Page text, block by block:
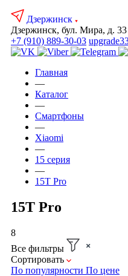
Дзержинск
Дзержинск, бул. Мира, д. 33
+7 (910) 889-30-03
Главная
—
Каталог
—
Смартфоны
—
Xiaomi
—
15 серия
—
15T Pro
15T Pro
8
Все фильтры
Сортировать
По популярности По цене